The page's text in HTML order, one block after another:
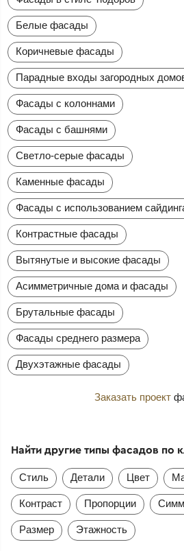
Белые фасады
Коричневые фасады
Парадные входы загородных
Фасады с колоннами
Фасады с башнями
Светло-серые фасады
Каменные фасады
Фасады с использованием
Контрастные фасады
Вытянутые и высокие фасады
Асимметричные дома и фасады
Брутальные фасады
Фасады среднего размера
Двухэтажные фасады
Заказать проект
Найти другие типы фасадов по
Стиль Детали Цвет
Контраст Пропорции
Размер Этажность